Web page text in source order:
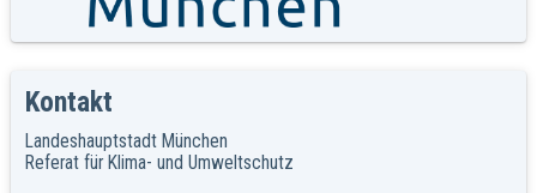
Kontakt
Landeshauptstadt München
Referat für Klima- und Umweltschutz